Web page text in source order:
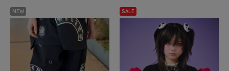
NEW SALE